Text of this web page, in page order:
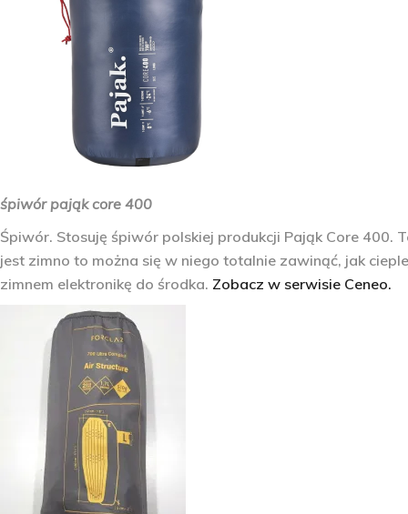
śpiwór pająk core 400
Śpiwór. Stosuję śpiwór polskiej produkcji Pająk Core
jest zimno to można się w niego totalnie zawinąć, jak
zimnem elektronikę do środka. Zobacz w serwisie Ceneo.